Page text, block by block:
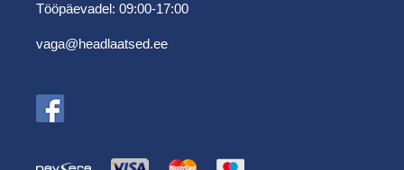
Tööpäevadel: 09:00-17:00
vaga@headlaatsed.ee